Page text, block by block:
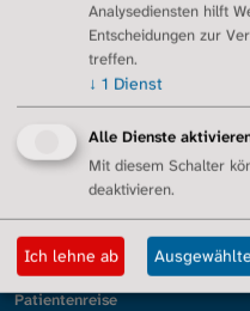
Luftschadstoffe
Vor Infektionen
Erkrankung
Patientenreise
Analysediensten hilft
Entscheidungen zur
treffen.
↓ 1 Dienst
Alle Dienste
Mit diesem Schalter
deaktivieren.
Ich lehne ab